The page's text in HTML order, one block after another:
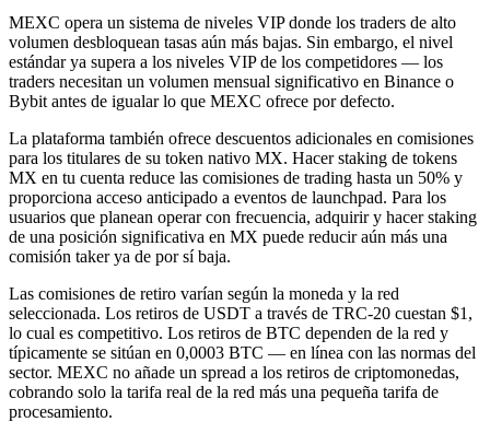
MEXC opera un sistema de niveles VIP donde los traders de alto
volumen desbloquean tasas aún más bajas. Sin embargo, el nivel
estándar ya supera a los niveles VIP de los competidores — los
traders necesitan un volumen mensual significativo en Binance o
Bybit antes de igualar lo que MEXC ofrece por defecto.
La plataforma también ofrece descuentos adicionales en comisiones
para los titulares de su token nativo MX. Hacer staking de tokens
MX en tu cuenta reduce las comisiones de trading hasta un 50% y
proporciona acceso anticipado a eventos de launchpad. Para los
usuarios que planean operar con frecuencia, adquirir y hacer staking
de una posición significativa en MX puede reducir aún más una
comisión taker ya de por sí baja.
Las comisiones de retiro varían según la moneda y la red
seleccionada. Los retiros de USDT a través de TRC-20 cuestan $1,
lo cual es competitivo. Los retiros de BTC dependen de la red y
típicamente se sitúan en 0,0003 BTC — en línea con las normas del
sector. MEXC no añade un spread a los retiros de criptomonedas,
cobrando solo la tarifa real de la red más una pequeña tarifa de
procesamiento.